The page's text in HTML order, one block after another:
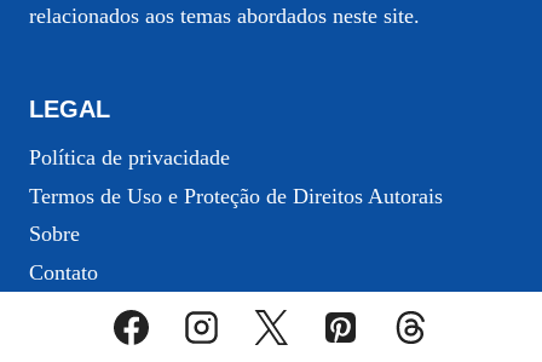
relacionados aos temas abordados neste site.
LEGAL
Política de privacidade
Termos de Uso e Proteção de Direitos Autorais
Sobre
Contato